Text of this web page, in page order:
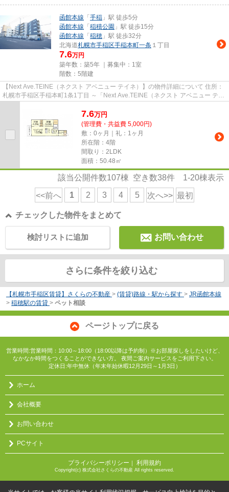
函館本線 「 手稲 」駅 徒歩5分
函館本線 「 稲積公園 」駅 徒歩15分
函館本線 「 稲穂 」駅 徒歩32分
北海道札幌市手稲区手稲本町一条 １丁目
7.6万円
築年数：築5年 ｜募集中： 1室
階数：5階建
【Next Ave.TEINE（ネクスト アベニュー テイネ）】の物件詳細について 住所：
札幌市手稲区手稲本町1条1丁目 ～「Next Ave.TEINE（ネクスト アベニュー テイ
7.6万円
(管理費・共益費 5,000円)
敷：0ヶ月｜礼：1ヶ月
所在階：4階
間取り：2LDK
面積：50.48㎡
該当公開件数107棟 空き数38件 1-20棟表示
<<前へ 1 2 3 4 5 次へ>> 最初
チェックした物件をまとめて
お問い合わせ
検討リストに追加
さらに条件を絞り込む
【札幌市手稲区賃貸】さくらの不動産 > (賃貸)路線・駅から探す > JR函館本線
> 稲穂駅の賃貸 > ペット相談
ページトップに戻る
営業時間:営業時間：10:00～18:00（18:00以降は予約制）※お部屋探しをしたいけど、
なかなか時間をつくることができない方。 夜間ご案内サービスをご利用下さい。
定休日:年中無休（年末年始休暇12月29日～1月3日）
ホーム
会社概要
お問い合わせ
PCサイト
プライバシーポリシー ｜ 利用規約
Copyright(c) 株式会社さくらの不動産 All rights reserved.